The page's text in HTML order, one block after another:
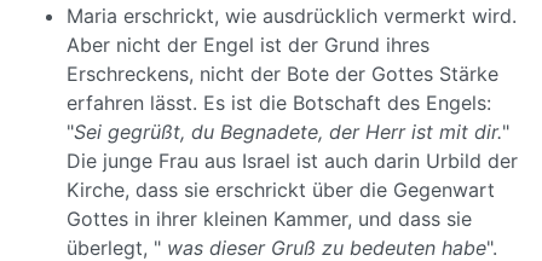
Maria erschrickt, wie ausdrücklich vermerkt wird.
Aber nicht der Engel ist der Grund ihres
Erschreckens, nicht der Bote der Gottes Stärke
erfahren lässt. Es ist die Botschaft des Engels:
"Sei gegrüßt, du Begnadete, der Herr ist mit dir."
Die junge Frau aus Israel ist auch darin Urbild der
Kirche, dass sie erschrickt über die Gegenwart
Gottes in ihrer kleinen Kammer, und dass sie
überlegt, " was dieser Gruß zu bedeuten habe".